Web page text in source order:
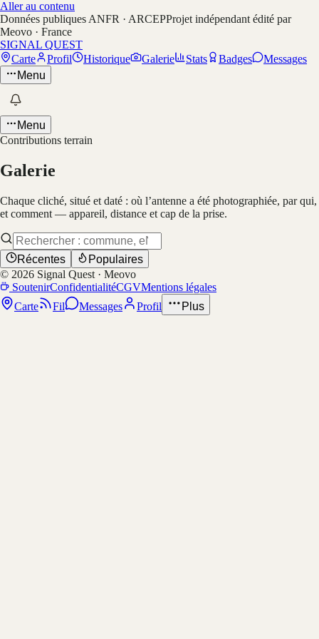
Aller au contenu
Données publiques ANFR · ARCEPProjet indépendant édité par
Meovo · France
SIGNAL QUEST
Carte
Profil Historique Galerie Stats Badges
Messages
Menu
Menu
Contributions terrain
Galerie
Chaque cliché, situé et daté : où l’antenne a été photographiée, par qui,
et comment — appareil, distance et cap de la prise.
Récentes
Populaires
© 2026 Signal Quest · Meovo
SoutenirConfidentialitéCGVMentions légales
Carte
Fil Messages Profil Plus